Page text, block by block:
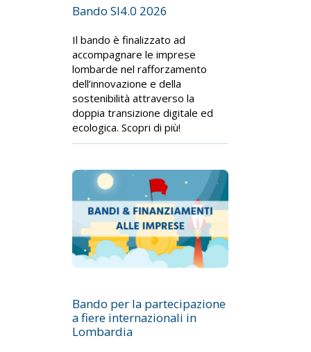
Bando SI4.0 2026
Il bando è finalizzato ad
accompagnare le imprese
lombarde nel rafforzamento
dell’innovazione e della
sostenibilità attraverso la
doppia transizione digitale ed
ecologica. Scopri di più!
Bando per la partecipazione
a fiere internazionali in
Lombardia